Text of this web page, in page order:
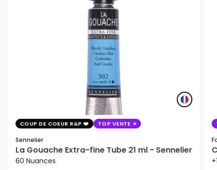
COUP DE COEUR R&P TOP VENTE
Sennelier
La Gouache Extra-fine Tube 21 ml - Sennelier
60 Nuances